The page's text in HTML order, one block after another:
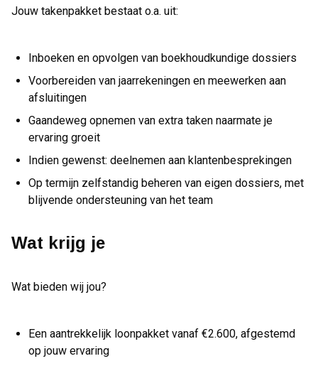
Jouw takenpakket bestaat o.a. uit:
Inboeken en opvolgen van boekhoudkundige dossiers
Voorbereiden van jaarrekeningen en meewerken aan
afsluitingen
Gaandeweg opnemen van extra taken naarmate je
ervaring groeit
Indien gewenst: deelnemen aan klantenbesprekingen
Op termijn zelfstandig beheren van eigen dossiers, met
blijvende ondersteuning van het team
Wat krijg je
Wat bieden wij jou?
Een aantrekkelijk loonpakket vanaf €2.600, afgestemd
op jouw ervaring